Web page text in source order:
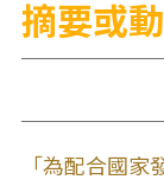
摘要或
「為配合國家